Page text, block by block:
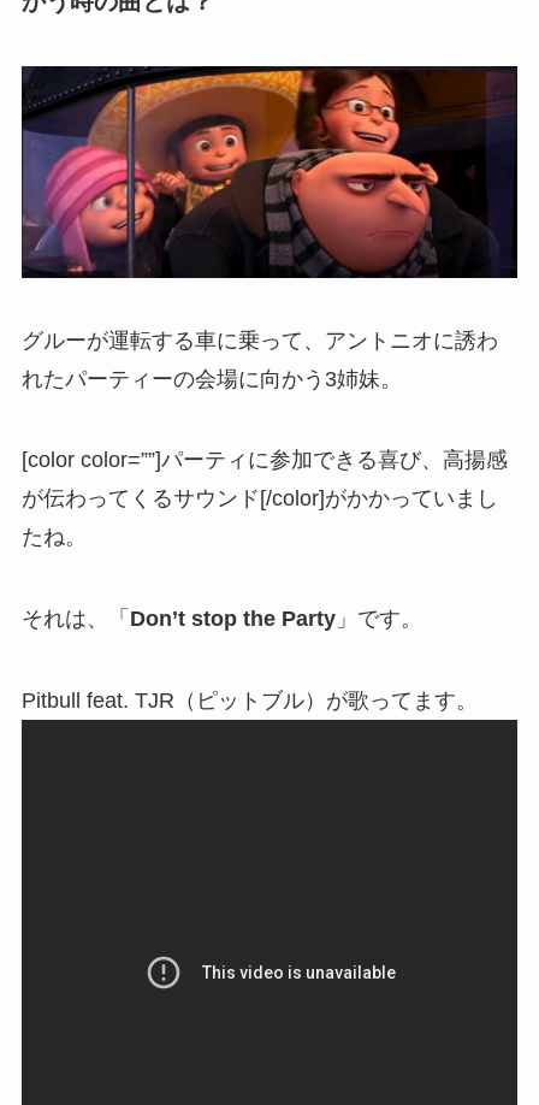
グルーが運転する車に乗って、アントニオに誘わ
れたパーティーの会場に向かう3姉妹。
[color color=””]パーティに参加できる喜び、高揚感
が伝わってくるサウンド[/color]がかかっていまし
たね。
それは、「 Don’t stop the Party」です。
Pitbull feat. TJR（ピットブル）が歌ってます。